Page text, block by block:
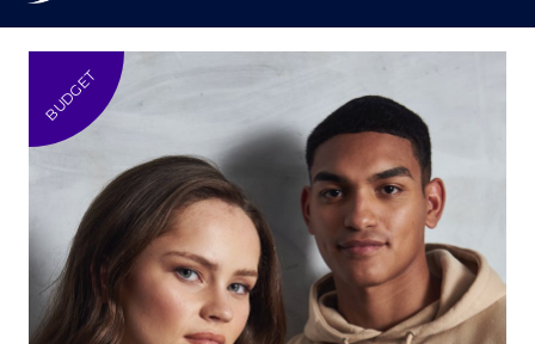
BUDGET